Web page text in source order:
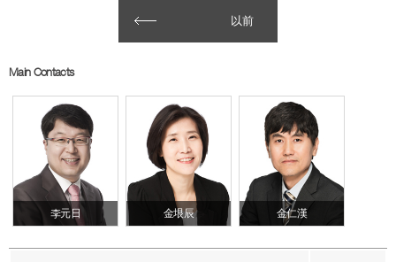
以前
Main Contacts
李元日 金垠辰 金仁漢